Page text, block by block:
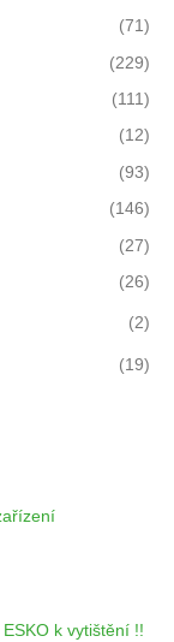
(71)
(229)
(111)
(12)
(93)
(146)
(27)
(26)
(2)
(19)
k vytištění !!